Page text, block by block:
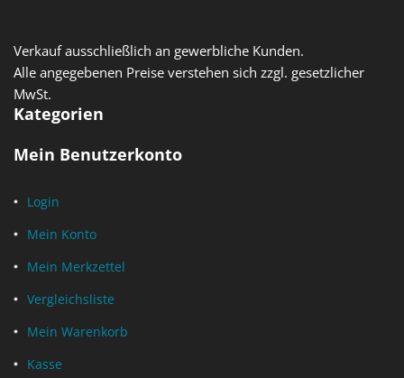
Verkauf ausschließlich an gewerbliche Kunden.
Alle angegebenen Preise verstehen sich zzgl. gesetzlicher
MwSt.
Kategorien
Mein Benutzerkonto
Login
Mein Konto
Mein Merkzettel
Vergleichsliste
Mein Warenkorb
Kasse